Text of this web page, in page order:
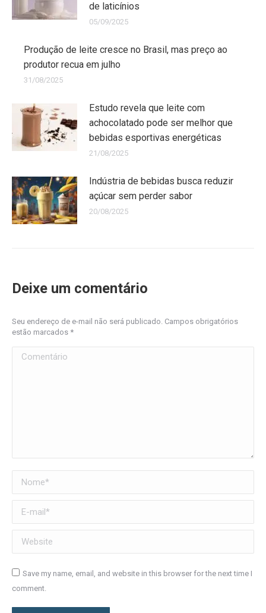
de laticínios
05/09/2025
Produção de leite cresce no Brasil, mas preço ao
produtor recua em julho
31/08/2025
Estudo revela que leite com
achocolatado pode ser melhor que
bebidas esportivas energéticas
21/08/2025
Indústria de bebidas busca reduzir
açúcar sem perder sabor
20/08/2025
Deixe um comentário
Seu endereço de e-mail não será publicado. Campos obrigatórios
estão marcados *
Comentário
Nome *
E-mail *
Website
Save my name, email, and website in this browser for the next time I
comment.